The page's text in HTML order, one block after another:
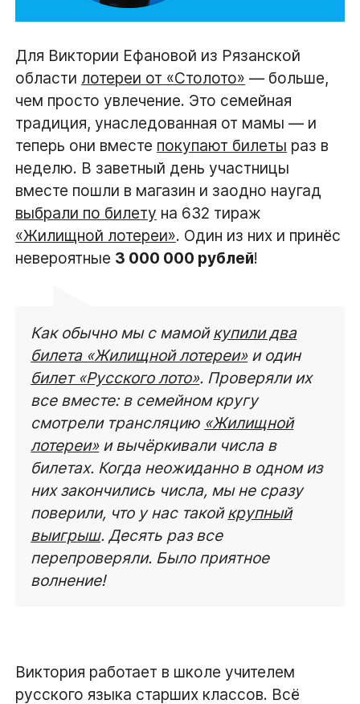
Для Виктории Ефановой из Рязанской
области лотереи от «Столото» — больше,
чем просто увлечение. Это семейная
традиция, унаследованная от мамы — и
теперь они вместе покупают билеты раз в
неделю. В заветный день участницы
вместе пошли в магазин и заодно наугад
выбрали по билету на 632 тираж
«Жилищной лотереи». Один из них и принёс
невероятные 3 000 000 рублей!
Как обычно мы с мамойкупили два
билета «Жилищной лотереи»и один
билет «Русского лото». Проверяли их
все вместе: в семейном кругу
смотрели трансляцию «Жилищной
лотереи»и вычёркивали числа в
билетах. Когда неожиданно в одном из
них закончились числа, мы не сразу
поверили, что у нас такойкрупный
выигрыш. Десять раз все
перепроверяли. Было приятное
волнение!
Виктория работает в школе учителем
русского языка старших классов. Всё